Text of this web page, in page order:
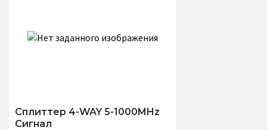
Сплиттер 4-WAY 5-1000MHz
Сигнал